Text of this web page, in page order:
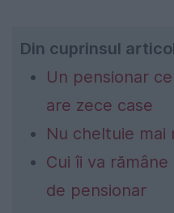
Din cuprinsul
Un pensionar
are zece case
Nu cheltuie mai
Cui îi va
de pensionar